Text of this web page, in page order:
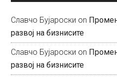
Славчо Бујароски on
развој на бизнисите
Славчо Бујароски on
развој на бизнисите